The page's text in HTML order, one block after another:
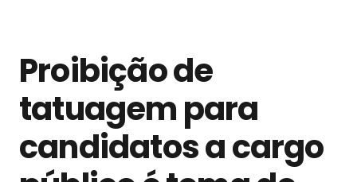
Proibição de
tatuagem para
candidatos a cargo